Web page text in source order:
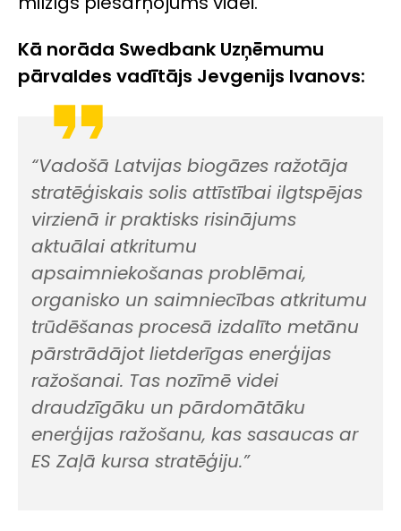
Kā norāda Swedbank Uzņēmumu
pārvaldes vadītājs Jevgenijs Ivanovs:
“Vadošā Latvijas biogāzes ražotāja
stratēģiskais solis attīstībai ilgtspējas
virzienā ir praktisks risinājums
aktuālai atkritumu
apsaimniekošanas problēmai,
organisko un saimniecības atkritumu
trūdēšanas procesā izdalīto metānu
pārstrādājot lietderīgas enerģijas
ražošanai. Tas nozīmē videi
draudzīgāku un pārdomātāku
enerģijas ražošanu, kas sasaucas ar
ES Zaļā kursa stratēģiju.”